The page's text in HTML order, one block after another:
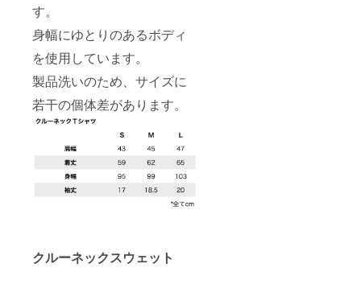
す。
身幅にゆとりのあるボディ
を使用しています。
製品洗いのため、サイズに
若干の個体差があります。
クルーネックスウェット